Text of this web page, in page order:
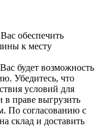
обеспечить
к месту
будет возможность
Убедитесь, что
условий для
в праве выгрузить
По согласованию с
склад и доставить